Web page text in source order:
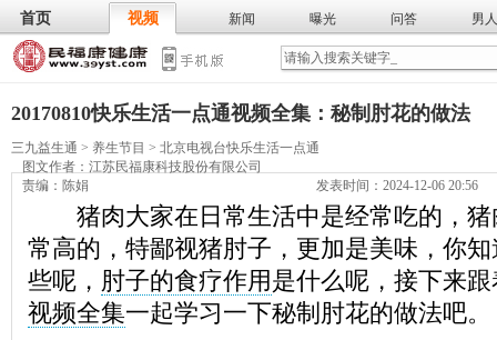
首页 视频 新闻 曝光 问答 男人
武术 气功 膳食 食谱 营养
20170810快乐生活一点通视频全集：秘制肘花的做法
三九益生通 > 养生节目 > 北京电视台快乐生活一点通
图文作者： 江苏民福康科技股份有限公司
责编：陈娟
发表时间：2024-12-06 20:56
猪肉大家在日常生活中是经常吃的，猪
常高的，特鄙视猪肘子，更加是美味，你
些呢， 肘子的食疗作用 是什么呢，接下来跟
视频全集一起学习一下秘制肘花的做法吧。